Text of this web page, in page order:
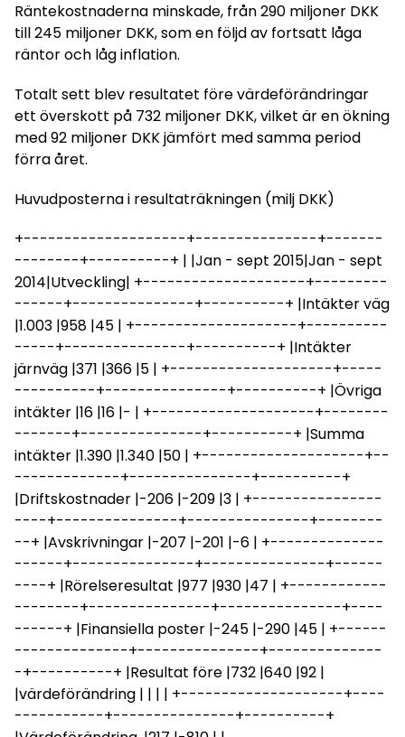
Räntekostnaderna minskade, från 290 miljoner DKK
till 245 miljoner DKK, som en följd av fortsatt låga
räntor och låg inflation.
Totalt sett blev resultatet före värdeförändringar
ett överskott på 732 miljoner DKK, vilket är en ökning
med 92 miljoner DKK jämfört med samma period
förra året.
Huvudposterna i resultaträkningen (milj DKK)
+--------------------+---------------+-------
--------+----------+ | |Jan - sept 2015|Jan - sept
2014|Utveckling| +--------------------+---------
------+---------------+----------+ |Intäkter väg
|1.003 |958 |45 | +--------------------+----------
-----+---------------+----------+ |Intäkter
järnväg |371 |366 |5 | +--------------------+-----
----------+---------------+----------+ |Övriga
intäkter |16 |16 |- | +--------------------+--------
-------+---------------+----------+ |Summa
intäkter |1.390 |1.340 |50 | +--------------------+--
-------------+---------------+----------+
|Driftskostnader |-206 |-209 |3 | +----------------
----+---------------+---------------+--------
--+ |Avskrivningar |-207 |-201 |-6 | +--------------
------+---------------+---------------+------
----+ |Rörelseresultat |977 |930 |47 | +------------
--------+---------------+---------------+----
------+ |Finansiella poster |-245 |-290 |45 | +------
--------------+---------------+--------------
-+----------+ |Resultat före |732 |640 |92 |
|värdeförändring | | | | +--------------------+----
-----------+---------------+----------+